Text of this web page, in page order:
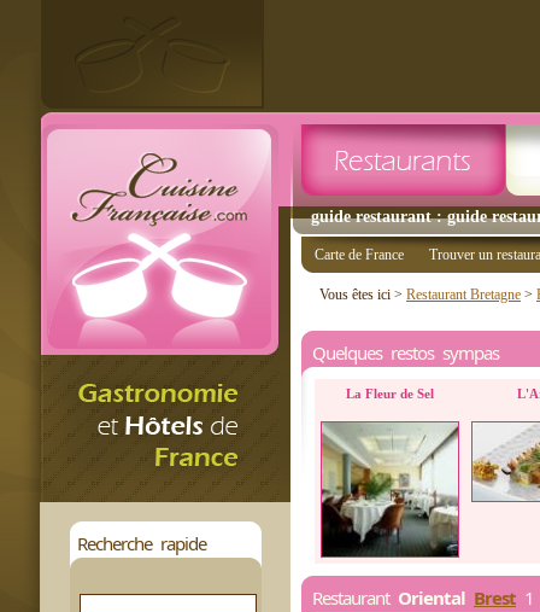
guide restaurant : guide
Recherche rapide
Carte de France Trouver un
Vous êtes ici > Restaurant Bretagne >
Quelques restos sympas
La Fleur de Sel
Restaurant Oriental Brest 1